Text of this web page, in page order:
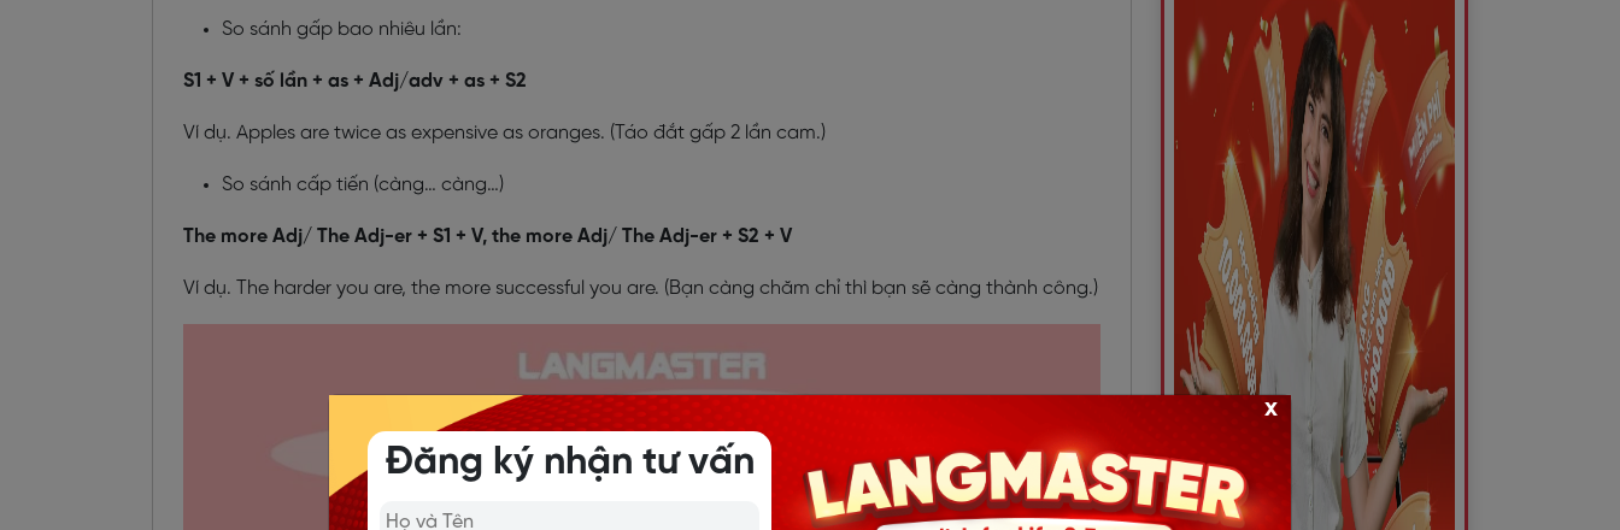
So sánh gấp bao nhiêu lần:
S1 + V + số lần + as + Adj/adv + as + S2
Ví dụ. Apples are twice as expensive as oranges. (Táo đắt gấp 2 lần cam.)
So sánh cấp tiến (càng… càng…)
The more Adj/ The Adj-er + S1 + V, the more Adj/ The Adj-er + S2 + V
Ví dụ. The harder you are, the more successful you are. (Bạn càng chăm chỉ thì bạn sẽ càng thành công.)
Đăng ký nhận tư vấn
x